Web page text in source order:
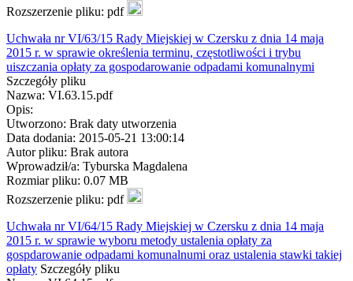
Rozszerzenie pliku: pdf
Uchwała nr VI/63/15 Rady Miejskiej w Czersku z dnia 14 maja
2015 r. w sprawie określenia terminu, częstotliwości i trybu
uiszczania opłaty za gospodarowanie odpadami komunalnymi
Szczegóły pliku
Nazwa: VI.63.15.pdf
Opis:
Utworzono: Brak daty utworzenia
Data dodania: 2015-05-21 13:00:14
Autor pliku: Brak autora
Wprowadził/a: Tyburska Magdalena
Rozmiar pliku: 0.07 MB
Rozszerzenie pliku: pdf
Uchwała nr VI/64/15 Rady Miejskiej w Czersku z dnia 14 maja
2015 r. w sprawie wyboru metody ustalenia opłaty za
gospdarowanie odpadami komunalnumi oraz ustalenia stawki takiej
opłaty Szczegóły pliku